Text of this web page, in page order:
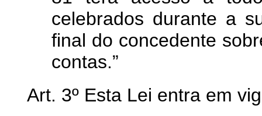
celebrados durante a
final do concedente
contas.”
Art. 3º Esta Lei entra em